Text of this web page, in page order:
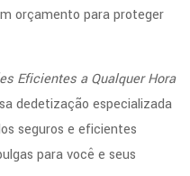
orçamento para proteger
Eficientes a Qualquer Hora
dedetização especializada
seguros e eficientes
para você e seus